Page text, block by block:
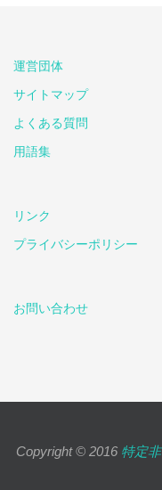
運営団体
サイトマップ
よくある質問
用語集
リンク
プライバシーポリシー
お問い合わせ
Copyright © 2016 特定